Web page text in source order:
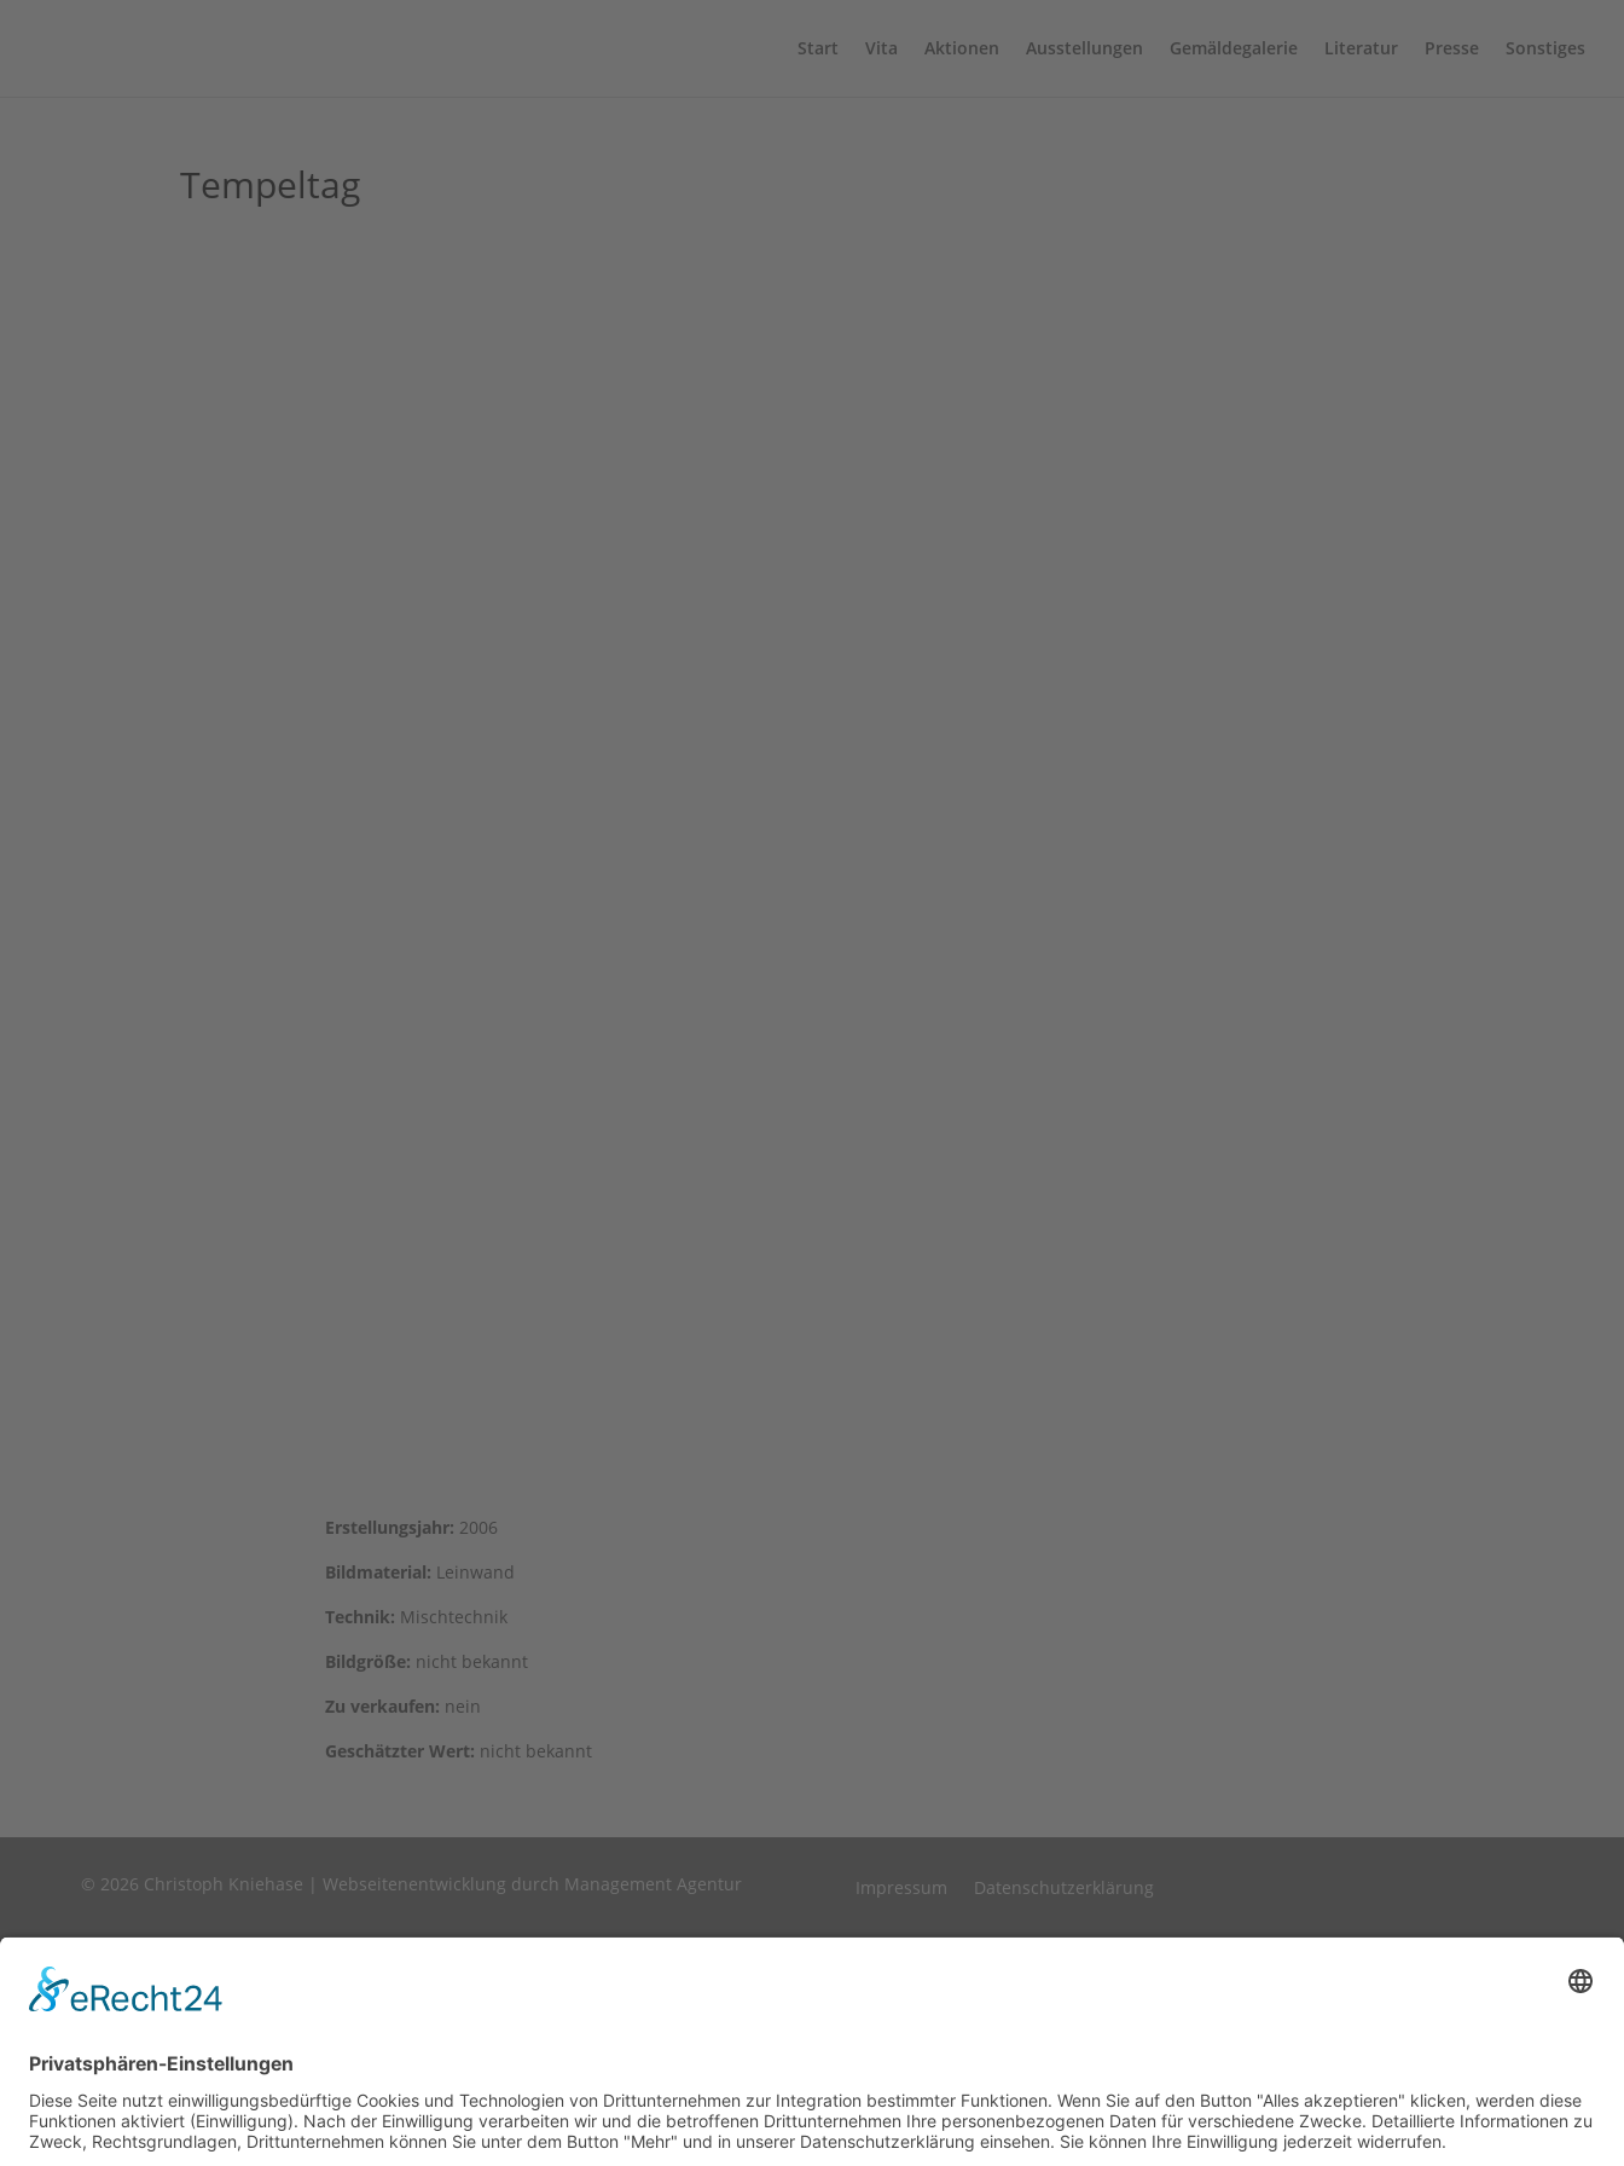
Start Vita Aktionen Ausstellungen Gemäldegalerie Literatur Presse Sonstiges
Tempeltag
Erstel­lungs­jahr: 2006
Bild­ma­te­ri­al: Leinwand
Tech­nik: Mischtechnik
Bild­grö­ße: nicht bekannt
Zu ver­kau­fen: nein
Geschätz­ter Wert: nicht bekannt
© 2026 Christoph Kniehase |Webseitenentwicklung durch Management Agentur Impressum Datenschutzerklärung
werden diese Funktionen aktiviert (Einwilligung). Nach der Einwilligung verarbeiten wir und die betroffenen Drittunternehmen Ihre personenbezogenen Daten für verschiedene
Zwecke. Detaillierte Informationen zu Zweck, Rechtsgrundlagen, Drittunternehmen können Sie unter dem Button "Mehr" und in unserer Datenschutzerklärung einsehen. Sie können
Ihre Einwilligung jederzeit widerrufen.